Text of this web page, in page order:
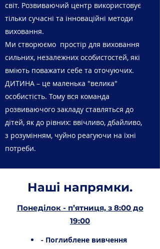
світ. Розвиваючий центр використовує
тільки сучасні та інноваційні методи
виховання.
Ми створюємо простір для виховання
сильних, незалежних особистостей, які
вміють поважати себе та оточуючих.
ДИТИНА – це маленька "велика"
особистість. Тому вся команда
розвиваючого закладу ставляться до
дітей, як до рівних: ввічливо, дбайливо,
з розумінням, чуйно реагуючи на їхні
потреби.
Наші напрямки.
Понеділок - п’ятниця, з 8:00 до
19:00
- Поглиблене вивчення